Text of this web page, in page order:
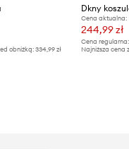
obniżką: 334,99 zł
Dkny
Cena aktualna:
244,99 zł
Cena regularna:
Najniższa cena